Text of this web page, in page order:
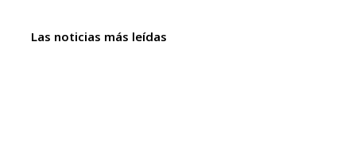
Las noticias más leídas